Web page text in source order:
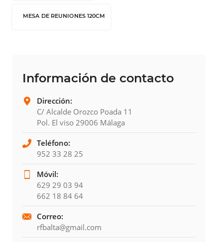
MESA DE REUNIONES 120CM
Información de contacto
Dirección:
C/ Alcalde Orozco Poada 11
Pol. El viso 29006 Málaga
Teléfono:
952 33 28 25
Móvil:
629 29 03 94
662 18 84 64
Correo:
rfbalta@gmail.com